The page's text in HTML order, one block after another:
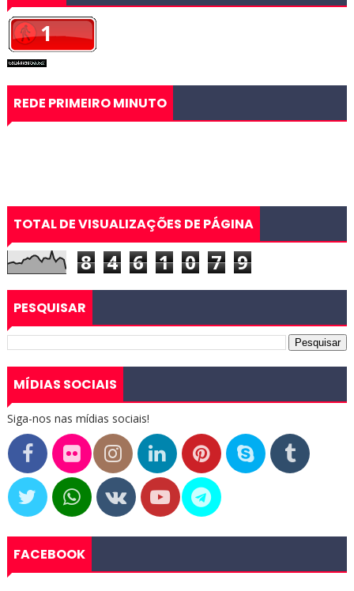
REDE PRIMEIRO MINUTO
TOTAL DE VISUALIZAÇÕES DE PÁGINA
8 4 6 1 0 7 9
PESQUISAR
MÍDIAS SOCIAIS
Siga-nos nas mídias sociais!
FACEBOOK